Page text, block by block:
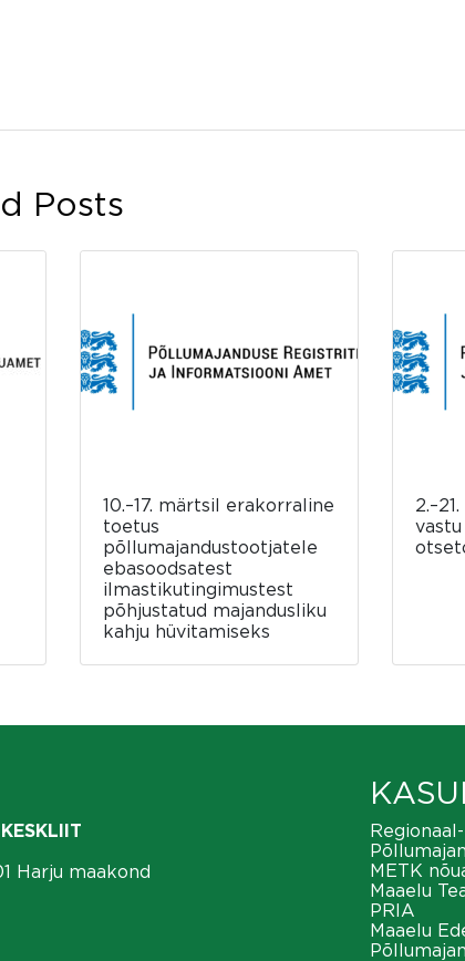
Posts
10.–17. märtsil erakorraline
toetus
põllumajandustootjatele
ebasoodsatest
ilmastikutingimustest
põhjustatud majandusliku
kahju hüvitamiseks
Harju maakond
METK
Maaelu
PRIA
Maaelu